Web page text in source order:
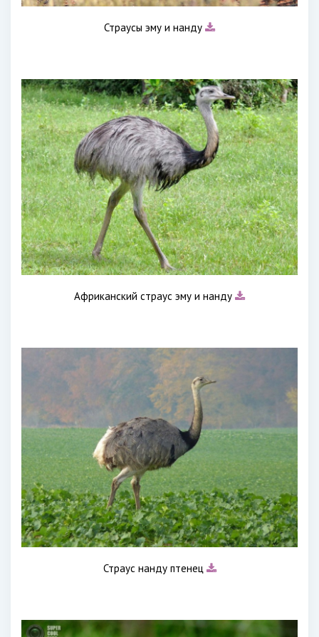
Страусы эму и нанду
Африканский страус эму и нанду
Страус нанду птенец